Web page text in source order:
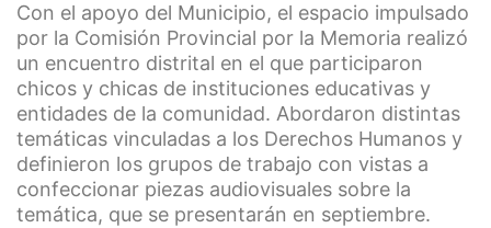
Con el apoyo del Municipio, el espacio impulsado
por la Comisión Provincial por la Memoria realizó
un encuentro distrital en el que participaron
chicos y chicas de instituciones educativas y
entidades de la comunidad. Abordaron distintas
temáticas vinculadas a los Derechos Humanos y
definieron los grupos de trabajo con vistas a
confeccionar piezas audiovisuales sobre la
temática, que se presentarán en septiembre.